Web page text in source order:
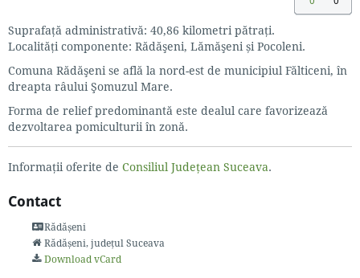
Suprafaţă administrativă: 40,86 kilometri pătrați.
Localităţi componente: Rădăşeni, Lămăşeni și Pocoleni.
Comuna Rădăşeni se află la nord-est de municipiul Fălticeni, în
dreapta râului Şomuzul Mare.
Forma de relief predominantă este dealul care favorizează
dezvoltarea pomiculturii în zonă.
Informații oferite de Consiliul Județean Suceava.
Contact
Rădășeni
Rădășeni, județul Suceava
Download vCard